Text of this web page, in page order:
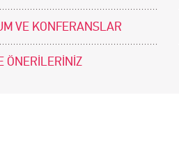
VE KONFERANSLAR
ÖNERİLERİNİZ